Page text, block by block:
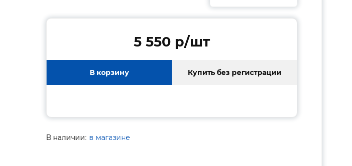
5 550 p/шт
В корзину Купить без регистрации
В наличии: в магазине